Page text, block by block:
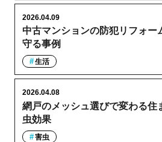
中古マンションの防犯リフォー
守る事例
2026.04.09
生活
網戸のメッシュ選びで変わる住
虫効果
2026.04.08
害虫